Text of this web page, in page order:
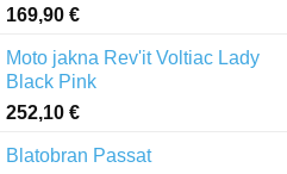
169,90 €
Moto jakna Rev'it Voltiac Lady
Black Pink
252,10 €
Blatobran Passat